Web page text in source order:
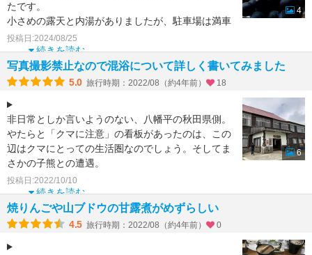
たです。
小さめの露天と内湯がありましたが、駐車場は満車
に近い状況なのにガラガラでした。
入浴後は温泉玉
続きを読む
投稿日:2024/08/25
4
写真撮影禁止なので混浴について詳しく書いてみました
5.0 旅行時期：2022/08（約4年前） 18
非日常としか言いようのない、八幡平の秋田県側。
やたらと「クマに注意」の看板があったのは、この
辺はクマにとっての生活圏なのでしょう。そしてま
さかの子熊との遭遇。
道路が直線の長い登りで、前の車に追
続きを読む
投稿日:2022/10/10
6
焼りんごや山ブドウの甘露煮がめずらしい
4.5 旅行時期：2022/08（約4年前） 0